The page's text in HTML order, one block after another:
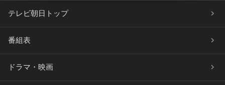
テレビ朝日トップ
番組表
ドラマ・映画